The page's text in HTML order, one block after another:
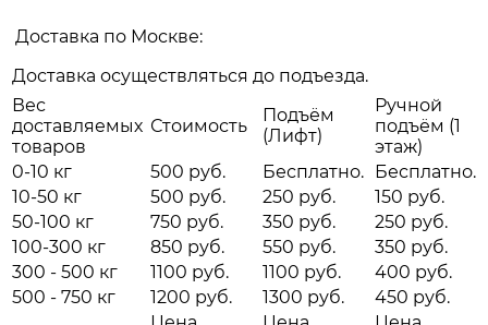
Доставка по Москве:
Доставка осуществляться до подъезда.
Вес
доставляемых
товаров
Стоимость
Подъём
(Лифт)
Ручной
подъём (1
этаж)
0-10 кг
500 руб. Бесплатно.
Бесплатно.
10-50 кг
500 руб. 250 руб.
150 руб.
50-100 кг
750 руб. 350 руб.
250 руб.
100-300 кг
850 руб. 550 руб.
350 руб.
300 - 500 кг
1100 руб. 1100 руб.
400 руб.
500 - 750 кг
1200 руб. 1300 руб.
450 руб.